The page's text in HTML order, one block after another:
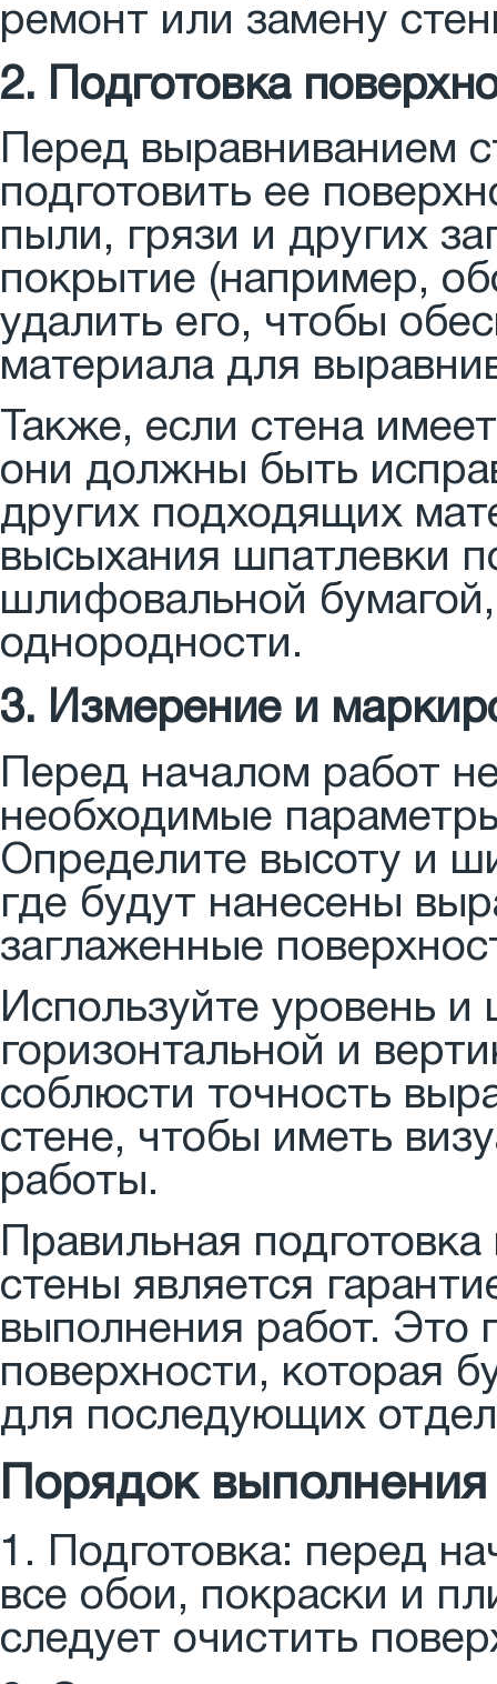
ремонт или замену
2. Подготовка
Перед выравниванием
подготовить ее
пыли, грязи и других
покрытие (например,
удалить его, чтобы
материала для
Также, если стена
они должны быть
других подходящих
высыхания шпатлевки
шлифовальной
однородности.
3. Измерение и
Перед началом работ
необходимые
Определите высоту и
где будут нанесены
заглаженные
Используйте уровень
горизонтальной и
соблюсти точность
стене, чтобы иметь
работы.
Правильная
стены является
выполнения работ. Это
поверхности, которая
для последующих
Порядок
1. Подготовка: перед
все обои, покраски и
следует очистить